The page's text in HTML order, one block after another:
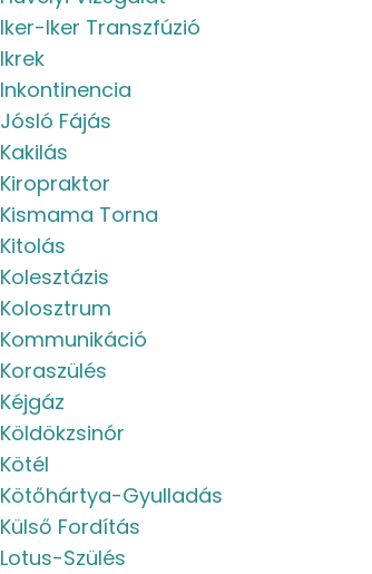
Iker-Iker Transzfúzió
Ikrek
Inkontinencia
Jósló Fájás
Kakilás
Kiropraktor
Kismama Torna
Kitolás
Kolesztázis
Kolosztrum
Kommunikáció
Koraszülés
Kéjgáz
Köldökzsinór
Kötél
Kötőhártya-Gyulladás
Külső Fordítás
Lotus-Szülés